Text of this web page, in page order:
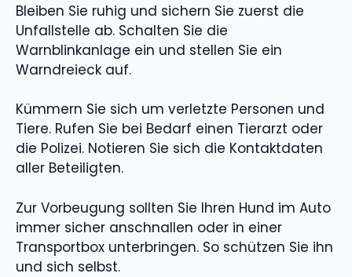
Bleiben Sie ruhig und sichern Sie zuerst die
Unfallstelle ab. Schalten Sie die
Warnblinkanlage ein und stellen Sie ein
Warndreieck auf.
Kümmern Sie sich um verletzte Personen und
Tiere. Rufen Sie bei Bedarf einen Tierarzt oder
die Polizei. Notieren Sie sich die Kontaktdaten
aller Beteiligten.
Zur Vorbeugung sollten Sie Ihren Hund im Auto
immer sicher anschnallen oder in einer
Transportbox unterbringen. So schützen Sie ihn
und sich selbst.